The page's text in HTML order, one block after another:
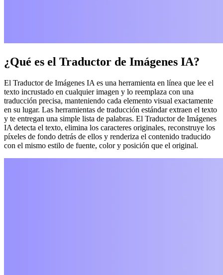
¿Qué es el Traductor de Imágenes IA?
El Traductor de Imágenes IA es una herramienta en línea que lee el
texto incrustado en cualquier imagen y lo reemplaza con una
traducción precisa, manteniendo cada elemento visual exactamente
en su lugar. Las herramientas de traducción estándar extraen el texto
y te entregan una simple lista de palabras. El Traductor de Imágenes
IA detecta el texto, elimina los caracteres originales, reconstruye los
píxeles de fondo detrás de ellos y renderiza el contenido traducido
con el mismo estilo de fuente, color y posición que el original.